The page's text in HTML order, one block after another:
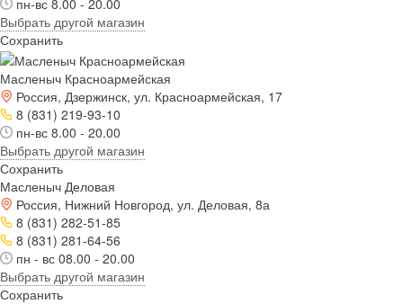
пн-вс 8.00 - 20.00
Выбрать другой магазин
Сохранить
Масленыч Красноармейская
Россия, Дзержинск, ул. Красноармейская, 17
8 (831) 219-93-10
пн-вс 8.00 - 20.00
Выбрать другой магазин
Сохранить
Масленыч Деловая
Россия, Нижний Новгород, ул. Деловая, 8а
8 (831) 282-51-85
8 (831) 281-64-56
пн - вс 08.00 - 20.00
Выбрать другой магазин
Сохранить